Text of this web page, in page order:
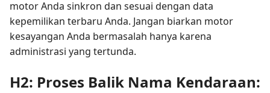
motor Anda sinkron dan sesuai dengan data
kepemilikan terbaru Anda. Jangan biarkan motor
kesayangan Anda bermasalah hanya karena
administrasi yang tertunda.
H2: Proses Balik Nama Kendaraan: